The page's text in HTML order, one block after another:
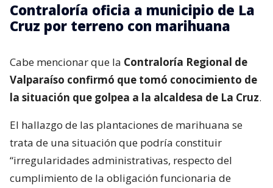
Contraloría oficia a municipio de La
Cruz por terreno con marihuana
Cabe mencionar que la Contraloría Regional de
Valparaíso confirmó que tomó conocimiento de
la situación que golpea a la alcaldesa de La Cruz.
El hallazgo de las plantaciones de marihuana se
trata de una situación que podría constituir
“irregularidades administrativas, respecto del
cumplimiento de la obligación funcionaria de